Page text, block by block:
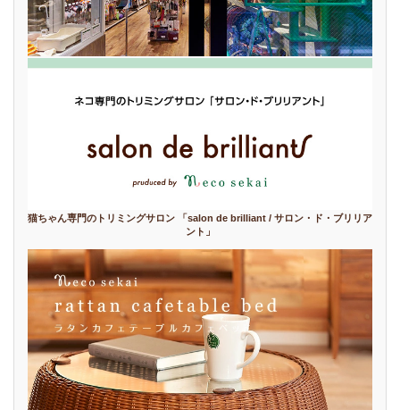
猫ちゃん専門のトリミングサロン 「salon de brilliant / サロン・ド・ブリリア
ント」